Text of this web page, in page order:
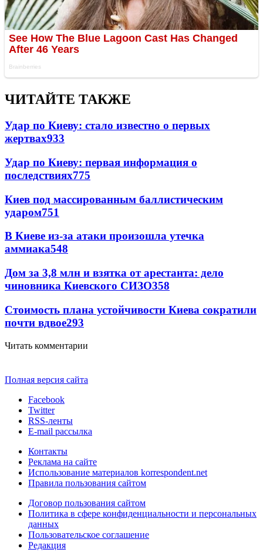
ЧИТАЙТЕ ТАКЖЕ
Удар по Киеву: стало известно о первых
жертвах933
Удар по Киеву: первая информация о
последствиях775
Киев под массированным баллистическим
ударом751
В Киеве из-за атаки произошла утечка
аммиака548
Дом за 3,8 млн и взятка от арестанта: дело
чиновника Киевского СИЗО358
Стоимость плана устойчивости Киева сократили
почти вдвое293
Читать комментарии
Полная версия сайта
Facebook
Twitter
RSS-ленты
E-mail рассылка
Контакты
Реклама на сайте
Использование материалов korrespondent.net
Правила пользования сайтом
Договор пользования сайтом
Политика в сфере конфиденциальности и персональных
данных
Пользовательское соглашение
Редакция